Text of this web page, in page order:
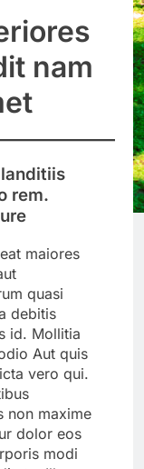
nam
rem.
maiores
quasi
debitis
id. Mollitia
Aut quis
vero qui.
non maxime
dolor eos
modi